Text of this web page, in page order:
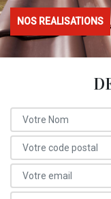
NOS REALISATIONS